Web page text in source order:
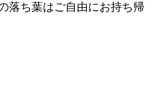
落ち葉はご自由にお持ち帰